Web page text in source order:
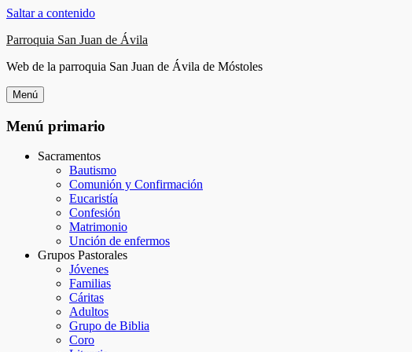
Saltar a contenido
Parroquia San Juan de Ávila
Web de la parroquia San Juan de Ávila de Móstoles
Menú
Menú primario
Sacramentos
Bautismo
Comunión y Confirmación
Eucaristía
Confesión
Matrimonio
Unción de enfermos
Grupos Pastorales
Jóvenes
Familias
Cáritas
Adultos
Grupo de Biblia
Coro